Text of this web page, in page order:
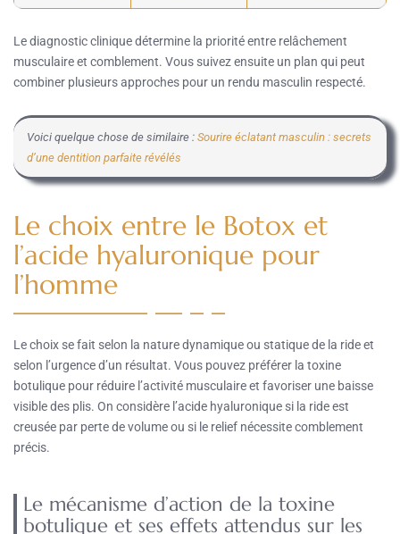
Le diagnostic clinique détermine la priorité entre relâchement
musculaire et comblement. Vous suivez ensuite un plan qui peut
combiner plusieurs approches pour un rendu masculin respecté.
Voici quelque chose de similaire : Sourire éclatant masculin : secrets
d’une dentition parfaite révélés
Le choix entre le Botox et
l’acide hyaluronique pour
l’homme
Le choix se fait selon la nature dynamique ou statique de la ride et
selon l’urgence d’un résultat. Vous pouvez préférer la toxine
botulique pour réduire l’activité musculaire et fav­oriser une baisse
visible des plis. On considère l’acide hyaluronique si la ride est
creusée par perte de volume ou si le relief nécessite comblement
précis.
Le mécanisme d’action de la toxine
botulique et ses effets attendus sur les